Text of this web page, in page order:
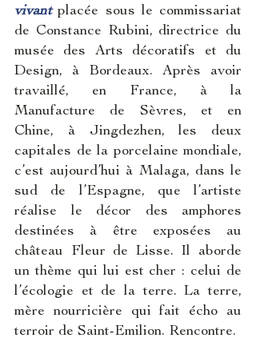
vivant placée sous le commissariat
musée des Arts décoratifs et du
Design, à Bordeaux. Après avoir
travaillé, en France, à la
Manufacture de Sèvres, et en
Chine, à Jingdezhen, les deux
capitales de la porcelaine mondiale,
c’est aujourd’hui à Malaga, dans le
sud de l’Espagne, que l’artiste
réalise le décor des amphores
destinées à être exposées au
château Fleur de Lisse. Il aborde
un thème qui lui est cher : celui de
l’écologie et de la terre. La terre,
mère nourricière qui fait écho au
terroir de Saint-Emilion. Rencontre.